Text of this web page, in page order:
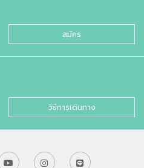
สมัคร
วิธีการเดินทาง